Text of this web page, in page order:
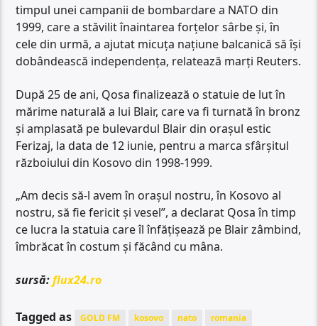
timpul unei campanii de bombardare a NATO din
1999, care a stăvilit înaintarea forţelor sârbe şi, în
cele din urmă, a ajutat micuţa naţiune balcanică să îşi
dobândească independenţa, relatează marţi Reuters.
După 25 de ani, Qosa finalizează o statuie de lut în
mărime naturală a lui Blair, care va fi turnată în bronz
şi amplasată pe bulevardul Blair din oraşul estic
Ferizaj, la data de 12 iunie, pentru a marca sfârşitul
războiului din Kosovo din 1998-1999.
„Am decis să-l avem în oraşul nostru, în Kosovo al
nostru, să fie fericit şi vesel”, a declarat Qosa în timp
ce lucra la statuia care îl înfăţişează pe Blair zâmbind,
îmbrăcat în costum şi făcând cu mâna.
sursă:flux24.ro
Tagged as GOLD FM kosovo nato
romania